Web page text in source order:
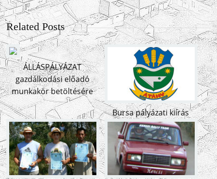
Related Posts
ÁLLÁSPÁLYÁZAT
gazdálkodási előadó
munkakör betöltésére
Bursa pályázati kiírás